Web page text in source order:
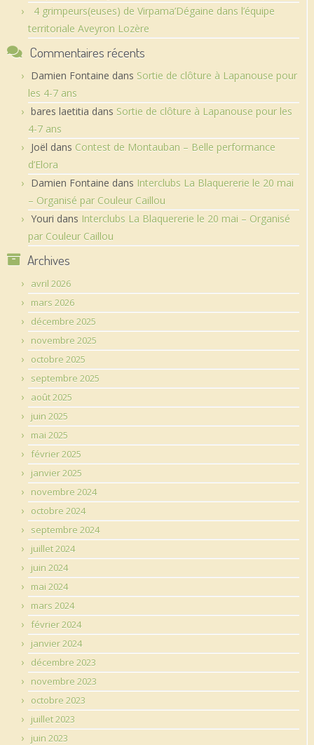
4 grimpeurs(euses) de Virpama’Dégaine dans l’équipe
territoriale Aveyron Lozère
Commentaires récents
Damien Fontaine dans Sortie de clôture à Lapanouse pour
les 4-7 ans
bares laetitia dans Sortie de clôture à Lapanouse pour les
4-7 ans
Joël dans Contest de Montauban – Belle performance
d’Elora
Damien Fontaine dans Interclubs La Blaquererie le 20 mai
– Organisé par Couleur Caillou
Youri dans Interclubs La Blaquererie le 20 mai – Organisé
par Couleur Caillou
Archives
avril 2026
mars 2026
décembre 2025
novembre 2025
octobre 2025
septembre 2025
août 2025
juin 2025
mai 2025
février 2025
janvier 2025
novembre 2024
octobre 2024
septembre 2024
juillet 2024
juin 2024
mai 2024
mars 2024
février 2024
janvier 2024
décembre 2023
novembre 2023
octobre 2023
juillet 2023
juin 2023